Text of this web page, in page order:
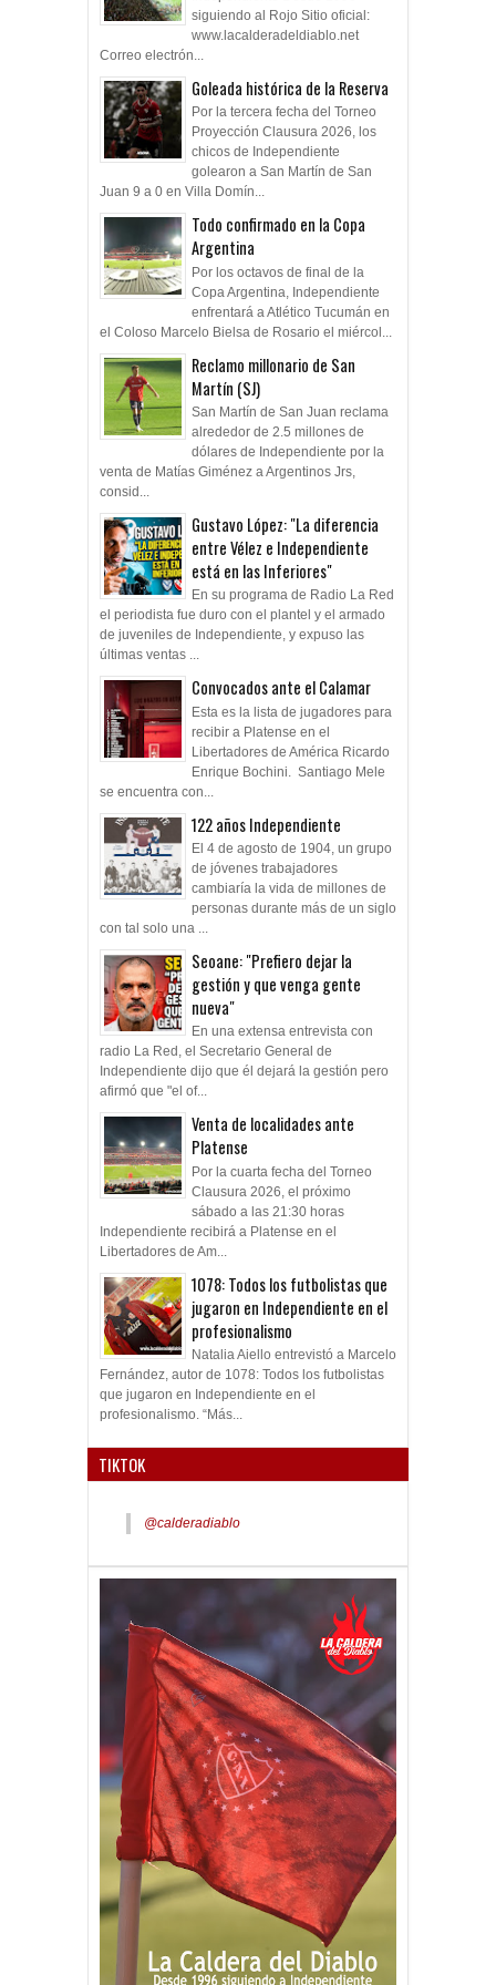
siguiendo al Rojo Sitio oficial:
www.lacalderadeldiablo.net
Correo electrón...
Goleada histórica de la Reserva
Por la tercera fecha del Torneo
Proyección Clausura 2026, los
chicos de Independiente
golearon a San Martín de San
Juan 9 a 0 en Villa Domín...
Todo confirmado en la Copa
Argentina
Por los octavos de final de la
Copa Argentina, Independiente
enfrentará a Atlético Tucumán en
el Coloso Marcelo Bielsa de Rosario el miércol...
Reclamo millonario de San
Martín (SJ)
San Martín de San Juan reclama
alrededor de 2.5 millones de
dólares de Independiente por la
venta de Matías Giménez a Argentinos Jrs,
consid...
Gustavo López: "La diferencia
entre Vélez e Independiente
está en las Inferiores"
En su programa de Radio La Red
el periodista fue duro con el plantel y el armado
de juveniles de Independiente, y expuso las
últimas ventas ...
Convocados ante el Calamar
Esta es la lista de jugadores para
recibir a Platense en el
Libertadores de América Ricardo
Enrique Bochini. Santiago Mele
se encuentra con...
122 años Independiente
El 4 de agosto de 1904, un grupo
de jóvenes trabajadores
cambiaría la vida de millones de
personas durante más de un siglo
con tal solo una ...
Seoane: "Prefiero dejar la
gestión y que venga gente
nueva"
En una extensa entrevista con
radio La Red, el Secretario General de
Independiente dijo que él dejará la gestión pero
afirmó que "el of...
Venta de localidades ante
Platense
Por la cuarta fecha del Torneo
Clausura 2026, el próximo
sábado a las 21:30 horas
Independiente recibirá a Platense en el
Libertadores de Am...
1078: Todos los futbolistas que
jugaron en Independiente en el
profesionalismo
Natalia Aiello entrevistó a Marcelo
Fernández, autor de 1078: Todos los futbolistas
que jugaron en Independiente en el
profesionalismo. “Más...
TIKTOK
@calderadiablo